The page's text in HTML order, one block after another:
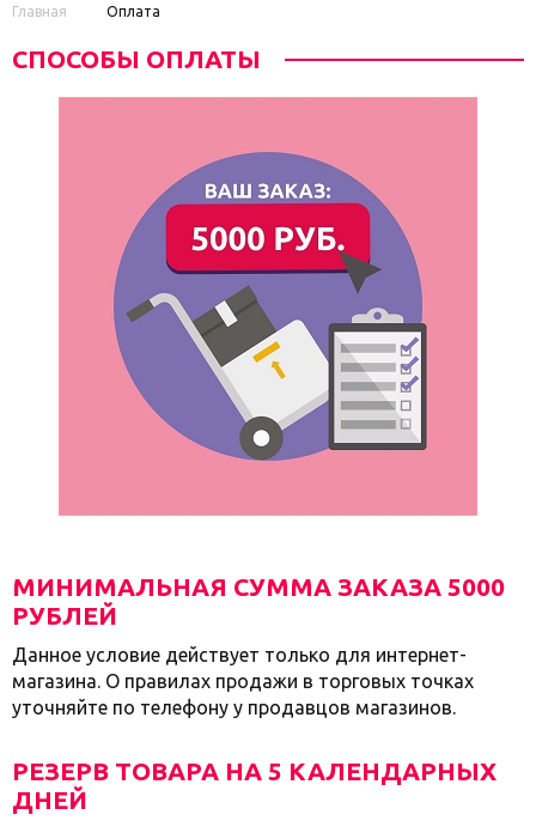
Главная Оплата
СПОСОБЫ ОПЛАТЫ
МИНИМАЛЬНАЯ СУММА ЗАКАЗА 5000
РУБЛЕЙ
Данное условие действует только для интернет-
магазина. О правилах продажи в торговых точках
уточняйте по телефону у продавцов магазинов.
РЕЗЕРВ ТОВАРА НА 5 КАЛЕНДАРНЫХ
ДНЕЙ